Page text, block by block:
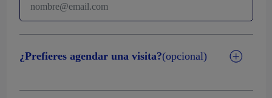
¿Prefieres agendar una visita?(opcional)